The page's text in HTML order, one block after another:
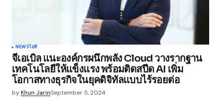
Your E-mail*
Save my name, email, and website in this
browser for the next time I comment.
NEWSไอที
จีเอเบิล แนะองค์กรผนึกพลัง Cloud วางรากฐาน
เทคโนโลยีให้แข็งแรง พร้อมติดสปีด AI เพิ่ม
โอกาสทางธุรกิจในยุคดิจิทัลแบบไร้รอยต่อ
byKhun JarinSeptember 5, 2024